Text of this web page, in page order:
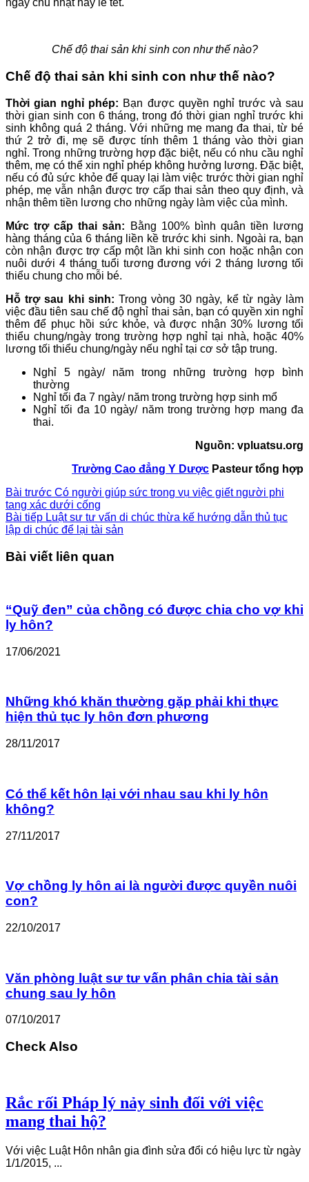
ngày chủ nhật hay lễ tết.
Chế độ thai sản khi sinh con như thế nào?
Chế độ thai sản khi sinh con như thế nào?
Thời gian nghỉ phép: Bạn được quyền nghỉ trước và sau
thời gian sinh con 6 tháng, trong đó thời gian nghỉ trước khi
sinh không quá 2 tháng. Với những mẹ mang đa thai, từ bé
thứ 2 trở đi, mẹ sẽ được tính thêm 1 tháng vào thời gian
nghỉ. Trong những trường hợp đặc biệt, nếu có nhu cầu nghỉ
thêm, mẹ có thể xin nghỉ phép không hưởng lương. Đặc biệt,
nếu có đủ sức khỏe để quay lại làm việc trước thời gian nghỉ
phép, mẹ vẫn nhận được trợ cấp thai sản theo quy định, và
nhận thêm tiền lương cho những ngày làm việc của mình.
Mức trợ cấp thai sản: Bằng 100% bình quân tiền lương
hàng tháng của 6 tháng liền kề trước khi sinh. Ngoài ra, bạn
còn nhận được trợ cấp một lần khi sinh con hoặc nhận con
nuôi dưới 4 tháng tuổi tương đương với 2 tháng lương tối
thiểu chung cho mỗi bé.
Hỗ trợ sau khi sinh: Trong vòng 30 ngày, kể từ ngày làm
việc đầu tiên sau chế độ nghỉ thai sản, bạn có quyền xin nghỉ
thêm để phục hồi sức khỏe, và được nhận 30% lương tối
thiểu chung/ngày trong trường hợp nghỉ tại nhà, hoặc 40%
lương tối thiểu chung/ngày nếu nghỉ tại cơ sở tập trung.
Nghỉ 5 ngày/ năm trong những trường hợp bình
thường
Nghỉ tối đa 7 ngày/ năm trong trường hợp sinh mổ
Nghỉ tối đa 10 ngày/ năm trong trường hợp mang đa
thai.
Nguồn: vpluatsu.org
Trường Cao đẳng Y Dược Pasteur tổng hợp
Bài trước Có người giúp sức trong vụ việc giết người phi
tang xác dưới cống
Bài tiếp Luật sư tư vấn di chúc thừa kế hướng dẫn thủ tục
lập di chúc để lại tài sản
Bài viết liên quan
“Quỹ đen” của chồng có được chia cho vợ khi
ly hôn?
17/06/2021
Những khó khăn thường gặp phải khi thực
hiện thủ tục ly hôn đơn phương
28/11/2017
Có thể kết hôn lại với nhau sau khi ly hôn
không?
27/11/2017
Vợ chồng ly hôn ai là người được quyền nuôi
con?
22/10/2017
Văn phòng luật sư tư vấn phân chia tài sản
chung sau ly hôn
07/10/2017
Check Also
Rắc rối Pháp lý nảy sinh đối với việc
mang thai hộ?
Với việc Luật Hôn nhân gia đình sửa đổi có hiệu lực từ ngày
1/1/2015, ...